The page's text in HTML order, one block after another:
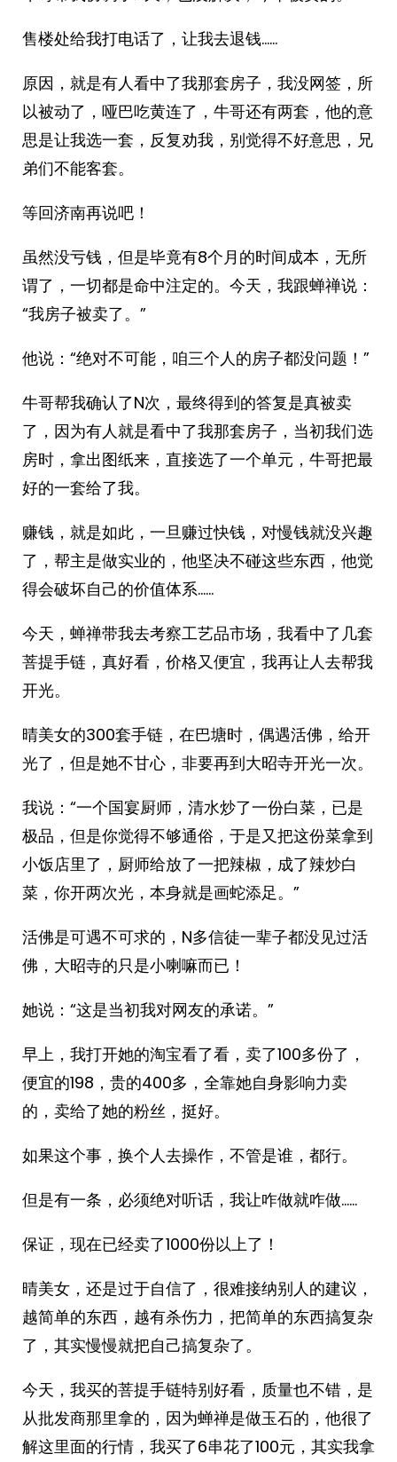
售楼处给我打电话了，让我去退钱……
原因，就是有人看中了我那套房子，我没网签，所
以被动了，哑巴吃黄连了，牛哥还有两套，他的意
思是让我选一套，反复劝我，别觉得不好意思，兄
弟们不能客套。
等回济南再说吧！
虽然没亏钱，但是毕竟有8个月的时间成本，无所
谓了，一切都是命中注定的。今天，我跟蝉禅说：
“我房子被卖了。”
他说：“绝对不可能，咱三个人的房子都没问题！”
牛哥帮我确认了N次，最终得到的答复是真被卖
了，因为有人就是看中了我那套房子，当初我们选
房时，拿出图纸来，直接选了一个单元，牛哥把最
好的一套给了我。
赚钱，就是如此，一旦赚过快钱，对慢钱就没兴趣
了，帮主是做实业的，他坚决不碰这些东西，他觉
得会破坏自己的价值体系……
今天，蝉禅带我去考察工艺品市场，我看中了几套
菩提手链，真好看，价格又便宜，我再让人去帮我
开光。
晴美女的300套手链，在巴塘时，偶遇活佛，给开
光了，但是她不甘心，非要再到大昭寺开光一次。
我说：“一个国宴厨师，清水炒了一份白菜，已是
极品，但是你觉得不够通俗，于是又把这份菜拿到
小饭店里了，厨师给放了一把辣椒，成了辣炒白
菜，你开两次光，本身就是画蛇添足。”
活佛是可遇不可求的，N多信徒一辈子都没见过活
佛，大昭寺的只是小喇嘛而已！
她说：“这是当初我对网友的承诺。”
早上，我打开她的淘宝看了看，卖了100多份了，
便宜的198，贵的400多，全靠她自身影响力卖
的，卖给了她的粉丝，挺好。
如果这个事，换个人去操作，不管是谁，都行。
但是有一条，必须绝对听话，我让咋做就咋做……
保证，现在已经卖了1000份以上了！
晴美女，还是过于自信了，很难接纳别人的建议，
越简单的东西，越有杀伤力，把简单的东西搞复杂
了，其实慢慢就把自己搞复杂了。
今天，我买的菩提手链特别好看，质量也不错，是
从批发商那里拿的，因为蝉禅是做玉石的，他很了
解这里面的行情，我买了6串花了100元，其实我拿